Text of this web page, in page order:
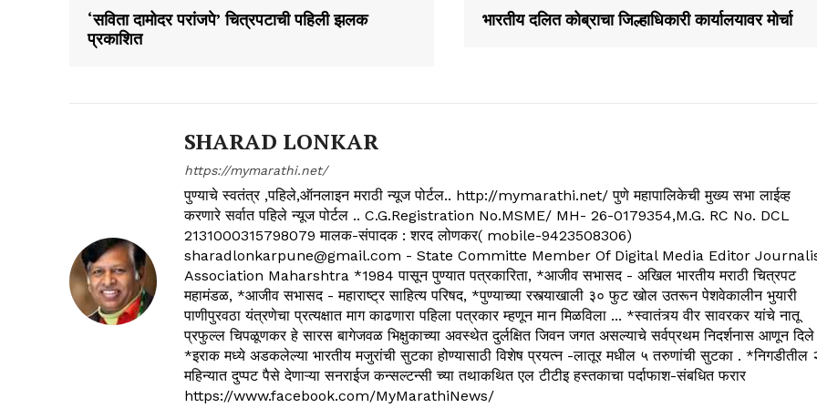
‘सविता दामोदर परांजपे’ चित्रपटाची पहिली झलक
प्रकाशित
भारतीय दलित कोब्राचा जिल्हाधिकारी कार्यालयावर मोर्चा
SHARAD LONKAR
https://mymarathi.net/
पुण्याचे स्वतंत्र ,पहिले,ऑनलाइन मराठी न्यूज पोर्टल.. http://mymarathi.net/ पुणे महापालिकेची मुख्य सभा लाईव्ह
करणारे सर्वात पहिले न्यूज पोर्टल .. C.G.Registration No.MSME/ MH- 26-0179354,M.G. RC No. DCL
2131000315798079 मालक-संपादक : शरद लोणकर( mobile-9423508306)
sharadlonkarpune@gmail.com - State Committe Member Of Digital Media Editor
Association Maharshtra *1984 पासून पुण्यात पत्रकारिता, *आजीव सभासद - अखिल भारतीय मराठी चित्रपट
महामंडळ, *आजीव सभासद - महाराष्ट्र साहित्य परिषद, *पुण्याच्या रस्त्याखाली ३० फुट खोल उतरून पेशवेकालीन भुयारी
पाणीपुरवठा यंत्रणेचा प्रत्यक्षात माग काढणारा पहिला पत्रकार म्हणून मान मिळविला ... *स्वातंत्र्य वीर सावरकर यांचे नातू
प्रफुल्ल चिपळूणकर हे सारस बागेजवळ भिक्षुकाच्या अवस्थेत दुर्लक्षित जिवन जगत असल्याचे सर्वप्रथम निदर्शनास आणून दिले
*इराक मध्ये अडकलेल्या भारतीय मजुरांची सुटका होण्यासाठी विशेष प्रयत्न -लातूर मधील ५ तरुणांची सुटका . *निगडीतील
महिन्यात दुप्पट पैसे देणाऱ्या सनराईज कन्सल्टन्सी च्या तथाकथित एल टीटीइ हस्तकाचा पर्दाफाश-संबधित फरार
https://www.facebook.com/MyMarathiNews/